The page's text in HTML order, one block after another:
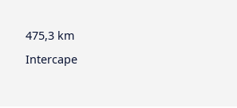
475,3 km
Intercape